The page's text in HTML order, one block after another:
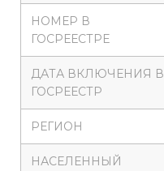
НОМЕР В
ГОСРЕЕСТРЕ
ДАТА ВКЛЮЧЕНИЯ В
ГОСРЕЕСТР
РЕГИОН
НАСЕЛЕННЫЙ